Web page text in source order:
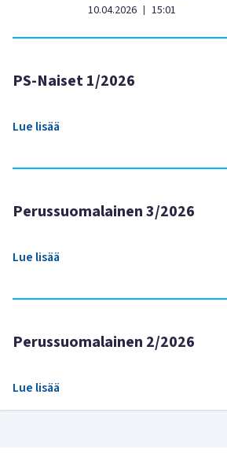
10.04.2026 | 15:01
PS-Naiset 1/2026
Lue lisää
Perussuomalainen 3/2026
Lue lisää
Perussuomalainen 2/2026
Lue lisää